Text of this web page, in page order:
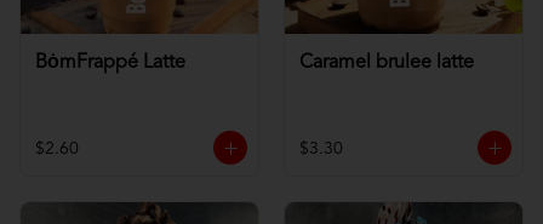
BȯmFrappé Latte
$2.60
Caramel brulee latte
$3.30